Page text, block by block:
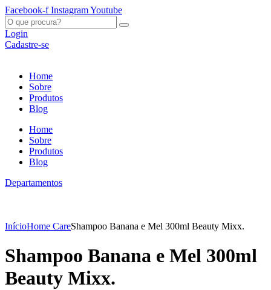
Ir
para
o
conteúdo
Facebook-f InstagramYoutube
O
que
procura?
Login
Cadastre-se
Home
Sobre
Produtos
Blog
Home
Sobre
Produtos
Blog
Departamentos
InícioHome CareShampoo Banana e Mel 300ml Beauty Mixx.
Shampoo Banana e Mel 300ml
Beauty Mixx.